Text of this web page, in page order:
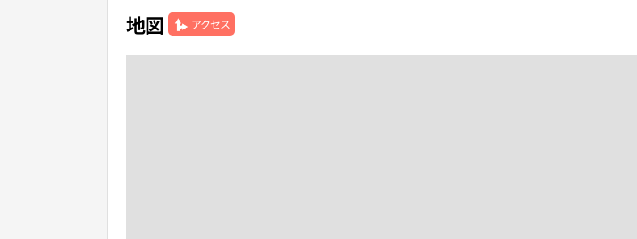
地図 アクセス